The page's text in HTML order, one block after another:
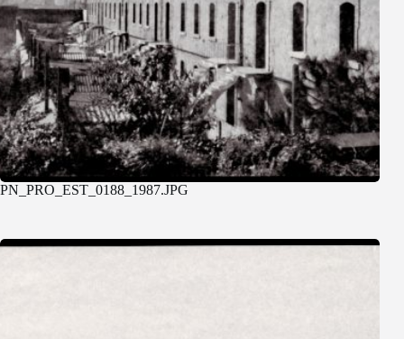
PN_PRO_EST_0188_1987.JPG